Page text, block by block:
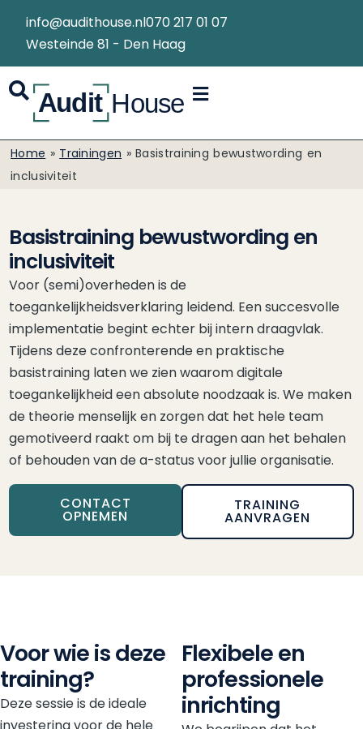
info@audithouse.nl070 217 01 07
Westeinde 81 - Den Haag
Home » Trainingen »Basistraining bewustwording en
inclusiviteit
Basistraining bewustwording en
inclusiviteit
Voor (semi)overheden is de
toegankelijkheidsverklaring leidend. Een succesvolle
implementatie begint echter bij intern draagvlak.
Tijdens deze confronterende en praktische
basistraining laten we zien waarom digitale
toegankelijkheid een absolute noodzaak is. We maken
de theorie menselijk en zorgen dat het hele team
gemotiveerd raakt om bij te dragen aan het behalen
of behouden van de a-status voor jullie organisatie.
CONTACT
OPNEMEN
TRAINING
AANVRAGEN
Voor wie is deze
training?
Deze sessie is de ideale
investering voor de hele
Flexibele en
professionele
inrichting